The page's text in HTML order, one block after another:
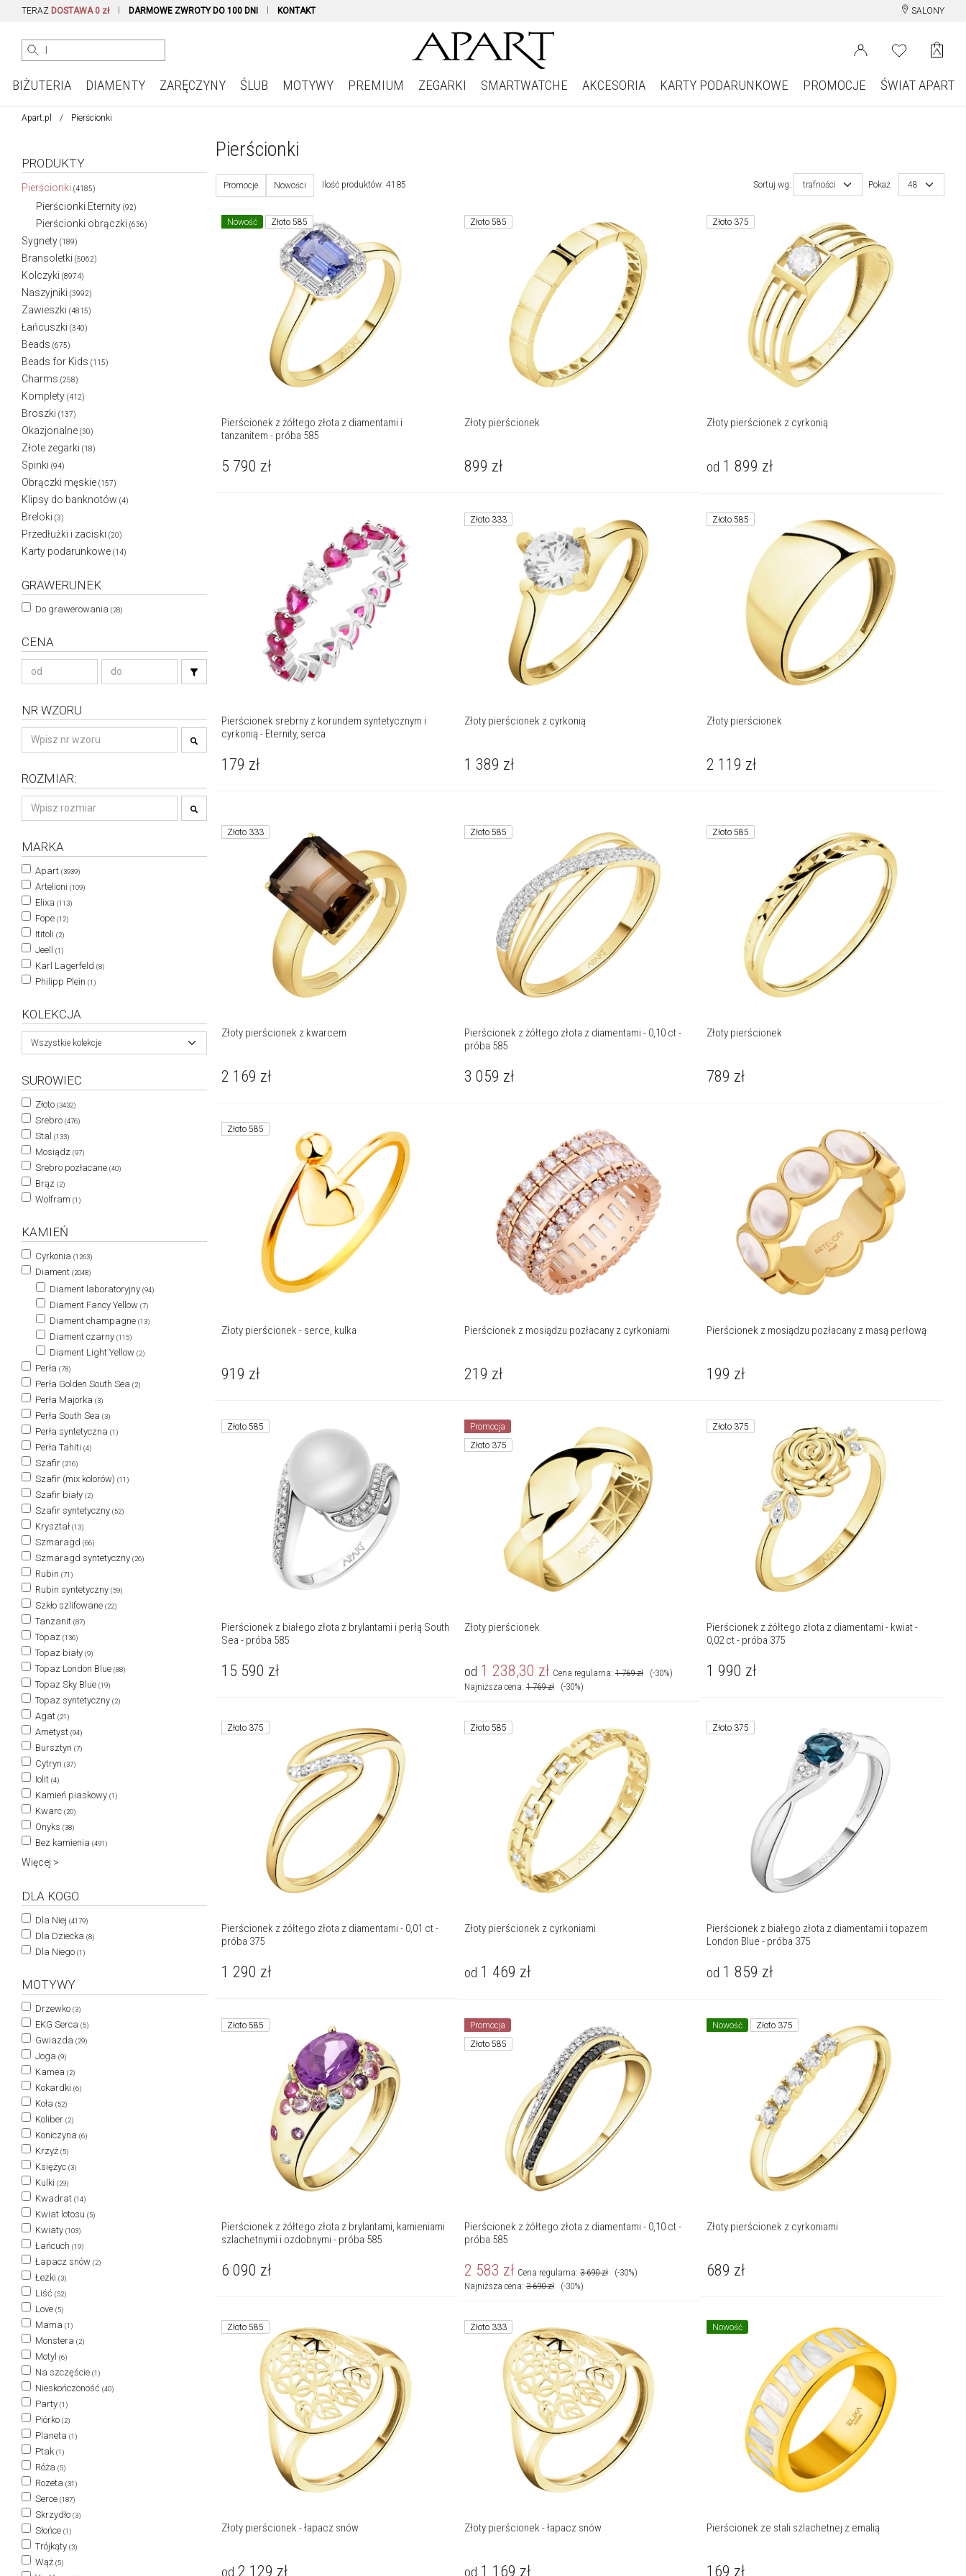
TERAZ DOSTAWA 0 zł DARMOWE ZWROTY DO 100 DNI KONTAKT SALONY
BIŻUTERIA DIAMENTY ZARĘCZYNY ŚLUB MOTYWY PREMIUM ZEGARKI SMARTWATCHE AKCESORIA KARTY PODARUNKOWE PROMOCJE ŚWIAT APART
Apart.pl Pierścionki
PRODUKTY
Pierścionki (4185)
Pierścionki Eternity (92)
Pierścionki obrączki (636)
Sygnety (189)
Bransoletki (5062)
Kolczyki (8974)
Naszyjniki (3992)
Zawieszki (4815)
Łańcuszki (340)
Beads (675)
Beads for Kids (115)
Charms (258)
Komplety (412)
Broszki (137)
Okazjonalne (30)
Złote zegarki (18)
Spinki (94)
Obrączki męskie (157)
Klipsy do banknotów (4)
Breloki (3)
Przedłużki i zaciski (20)
Karty podarunkowe (14)
GRAWERUNEK
Do grawerowania (28)
CENA
NR WZORU
ROZMIAR:
MARKA
Apart (3939)
Artelioni (109)
Elixa (113)
Fope (12)
Ititoli (2)
Jeell (1)
Karl Lagerfeld (8)
Philipp Plein (1)
KOLEKCJA
Wszystkie kolekcje
SUROWIEC
Złoto (3432)
Srebro (476)
Stal (133)
Mosiądz (97)
Srebro pozłacane (40)
Brąz (2)
Wolfram (1)
KAMIEŃ
Cyrkonia (1263)
Diament (2048)
Diament laboratoryjny (94)
Diament Fancy Yellow (7)
Diament champagne (13)
Diament czarny (115)
Diament Light Yellow (2)
Perła (78)
Perła Golden South Sea (2)
Perła Majorka (3)
Perła South Sea (3)
Perła syntetyczna (1)
Perła Tahiti (4)
Szafir (216)
Szafir (mix kolorów) (11)
Szafir biały (2)
Szafir syntetyczny (52)
Kryształ (13)
Szmaragd (66)
Szmaragd syntetyczny (26)
Rubin (71)
Rubin syntetyczny (59)
Szkło szlifowane (22)
Tanzanit (87)
Topaz (136)
Topaz biały (9)
Topaz London Blue (88)
Topaz Sky Blue (19)
Topaz syntetyczny (2)
Agat (21)
Ametyst (94)
Bursztyn (7)
Cytryn (37)
Iolit (4)
Kamień piaskowy (1)
Kwarc (20)
Onyks (38)
Bez kamienia (491)
Więcej >
DLA KOGO
Dla Niej (4179)
Dla Dziecka (8)
Dla Niego (1)
MOTYWY
Drzewko (3)
EKG Serca (5)
Gwiazda (29)
Joga (9)
Kamea (2)
Kokardki (6)
Koła (52)
Koliber (2)
Koniczyna (6)
Krzyż (5)
Księżyc (3)
Kulki (29)
Kwadrat (14)
Kwiat lotosu (5)
Kwiaty (103)
Łańcuch (19)
Łapacz snów (2)
Łezki (3)
Liść (52)
Love (5)
Mama (1)
Monstera (2)
Motyl (6)
Na szczęście (1)
Nieskończoność (40)
Party (1)
Piórko (2)
Planeta (1)
Ptak (1)
Róża (5)
Rozeta (31)
Serce (187)
Skrzydło (3)
Słońce (1)
Trójkąty (3)
Wąż (5)
Pierścionki
Sortuj wg: trafności Pokaż 48
Promocje Nowości Ilość produktów: 4185
Nowość Złoto 585
Pierścionek z żółtego złota z diamentami i
tanzanitem - próba 585
5 790 zł
Złoto 585
Złoty pierścionek
899 zł
Złoto 375
Złoty pierścionek z cyrkonią
od 1 899 zł
Pierścionek srebrny z korundem syntetycznym i
cyrkonią - Eternity, serca
179 zł
Złoto 333
Złoty pierścionek z cyrkonią
1 389 zł
Złoto 585
Złoty pierścionek
2 119 zł
Złoto 333
Złoty pierścionek z kwarcem
2 169 zł
Złoto 585
Pierścionek z żółtego złota z diamentami - 0,10 ct -
próba 585
3 059 zł
Złoto 585
Złoty pierścionek
789 zł
Złoto 585
Złoty pierścionek - serce, kulka
919 zł
Pierścionek z mosiądzu pozłacany z cyrkoniami
219 zł
Pierścionek z mosiądzu pozłacany z masą perłową
199 zł
Złoto 585
Pierścionek z białego złota z brylantami i perłą South
Sea - próba 585
15 590 zł
Promocja
Złoto 375
Złoty pierścionek
od 1 238,30 zł Cena regularna:1 769 zł
(-30%)
Najniższa cena:1 769 zł (-30%)
Złoto 375
Pierścionek z żółtego złota z diamentami - kwiat -
0,02 ct - próba 375
1 990 zł
Złoto 375
Pierścionek z żółtego złota z diamentami - 0,01 ct -
próba 375
1 290 zł
Złoto 585
Złoty pierścionek z cyrkoniami
od 1 469 zł
Złoto 375
Pierścionek z białego złota z diamentami i topazem
London Blue - próba 375
od 1 859 zł
Złoto 585
Pierścionek z żółtego złota z brylantami, kamieniami
szlachetnymi i ozdobnymi - próba 585
6 090 zł
Promocja
Złoto 585
Pierścionek z żółtego złota z diamentami - 0,10 ct -
próba 585
2 583 zł Cena regularna:3 690 zł
(-30%)
Najniższa cena:3 690 zł (-30%)
Nowość Złoto 375
Złoty pierścionek z cyrkoniami
689 zł
Złoto 585
Złoty pierścionek - łapacz snów
od 2 129 zł
Złoto 333
Złoty pierścionek - łapacz snów
od 1 169 zł
Nowość
Pierścionek ze stali szlachetnej z emalią
169 zł